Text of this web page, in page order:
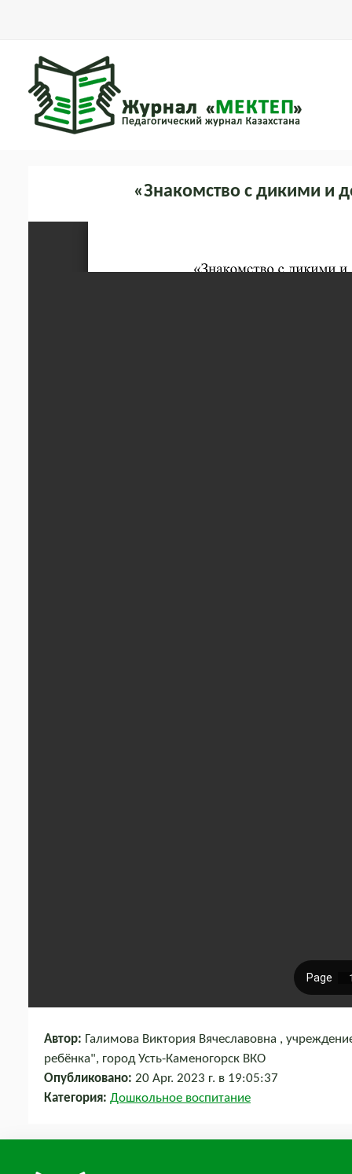
«Знакомство с дикими и
Автор: Галимова Виктория Вячеславовна ,
ребёнка", город Усть-Каменогорск ВКО
Опубликовано: 20 Apr. 2023 г. в 19:05:37
Категория: Дошкольное воспитание